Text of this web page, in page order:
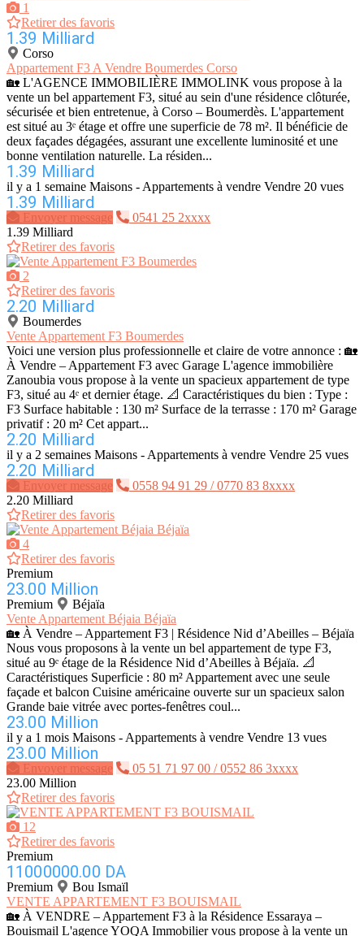
1
Retirer des favoris
1.39 Milliard
Corso
Appartement F3 A Vendre Boumerdes Corso
🏡 L'AGENCE IMMOBILIÈRE IMMOLINK vous propose à la
vente un bel appartement F3, situé au sein d'une résidence clôturée,
sécurisée et bien entretenue, à Corso – Boumerdès. L'appartement
est situé au 3ᵉ étage et offre une superficie de 78 m². Il bénéficie de
deux façades dégagées, assurant une excellente luminosité et une
bonne ventilation naturelle. La résiden...
1.39 Milliard
il y a 1 semaine Maisons - Appartements à vendre Vendre 20 vues
1.39 Milliard
Envoyer message
0541 25 2xxxx
1.39 Milliard
Retirer des favoris
2
Retirer des favoris
2.20 Milliard
Boumerdes
Vente Appartement F3 Boumerdes
Voici une version plus professionnelle et claire de votre annonce : 🏡
À Vendre – Appartement F3 avec Garage L'agence immobilière
Zanoubia vous propose à la vente un spacieux appartement de type
F3, situé au 4ᵉ et dernier étage. 📐 Caractéristiques du bien : Type :
F3 Surface habitable : 130 m² Surface de la terrasse : 170 m² Garage
privatif : 20 m² Cet appart...
2.20 Milliard
il y a 2 semaines Maisons - Appartements à vendre Vendre 25 vues
2.20 Milliard
Envoyer message
0558 94 91 29 / 0770 83 8xxxx
2.20 Milliard
Retirer des favoris
4
Retirer des favoris
Premium
23.00 Million
Premium
Béjaïa
Vente Appartement Béjaia Béjaïa
🏡 À Vendre – Appartement F3 | Résidence Nid d’Abeilles – Béjaïa
Nous vous proposons à la vente un bel appartement de type F3,
situé au 9ᵉ étage de la Résidence Nid d’Abeilles à Béjaïa. 📐
Caractéristiques Superficie : 80 m² Appartement avec une seule
façade et balcon Cuisine américaine ouverte sur un spacieux salon
Grande baie vitrée avec portes-fenêtres coul...
23.00 Million
il y a 1 mois Maisons - Appartements à vendre Vendre 13 vues
23.00 Million
Envoyer message
05 51 71 97 00 / 0552 86 3xxxx
23.00 Million
Retirer des favoris
12
Retirer des favoris
Premium
11000000.00 DA
Premium
Bou Ismaïl
VENTE APPARTEMENT F3 BOUISMAIL
🏡 À VENDRE – Appartement F3 à la Résidence Essaraya –
Bouismail L'agence YOQA Immobilier vous propose à la vente un